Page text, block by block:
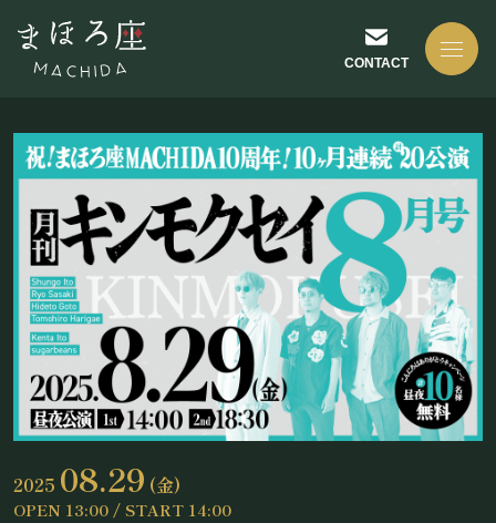
CONTACT
NEWS
お知らせ
ABOUT US
座長挨拶
2025 08.29 (金)
OPEN 13:00 / START 14:00